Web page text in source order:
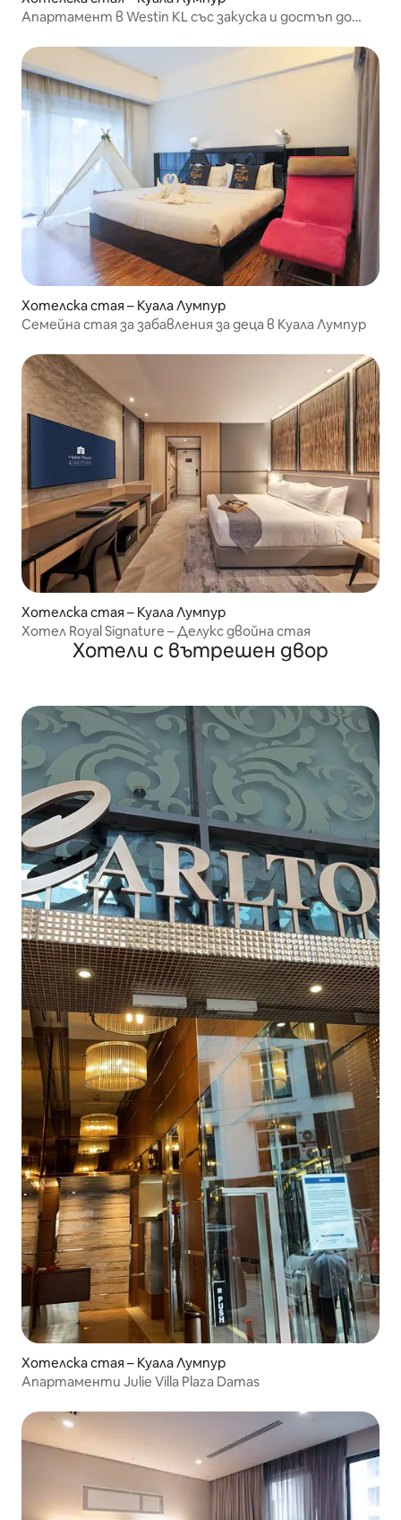
Апартамент в Westin KL със закуска и достъп до
Хотелска стая – Куала Лумпур
Семейна стая за забавления за деца в Куала Лумпур
Хотелска стая – Куала Лумпур
Хотел Royal Signature – Делукс двойна стая
Хотели с вътрешен двор
Хотелска стая – Куала Лумпур
Апартаменти Julie Villa Plaza Damas